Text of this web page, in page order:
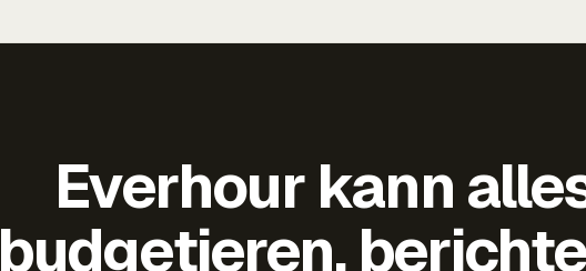
Everhour kann
budgetieren,